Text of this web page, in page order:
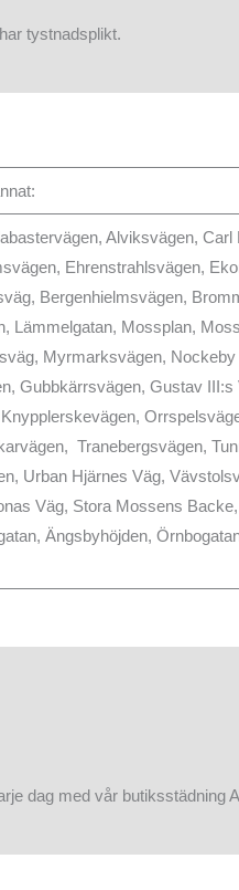
tystnadsplikt.
Alviksvägen, Carl
Ehrenstrahlsvägen,
Bergenhielmsvägen,
Lämmelgatan, Mossplan,
Myrmarksvägen,
Gubbkärrsvägen, Gustav III:s
Tranebergsvägen,
Urban Hjärnes Väg,
Väg, Stora Mossens
Ängsbyhöjden,
dag med vår butiksstädning